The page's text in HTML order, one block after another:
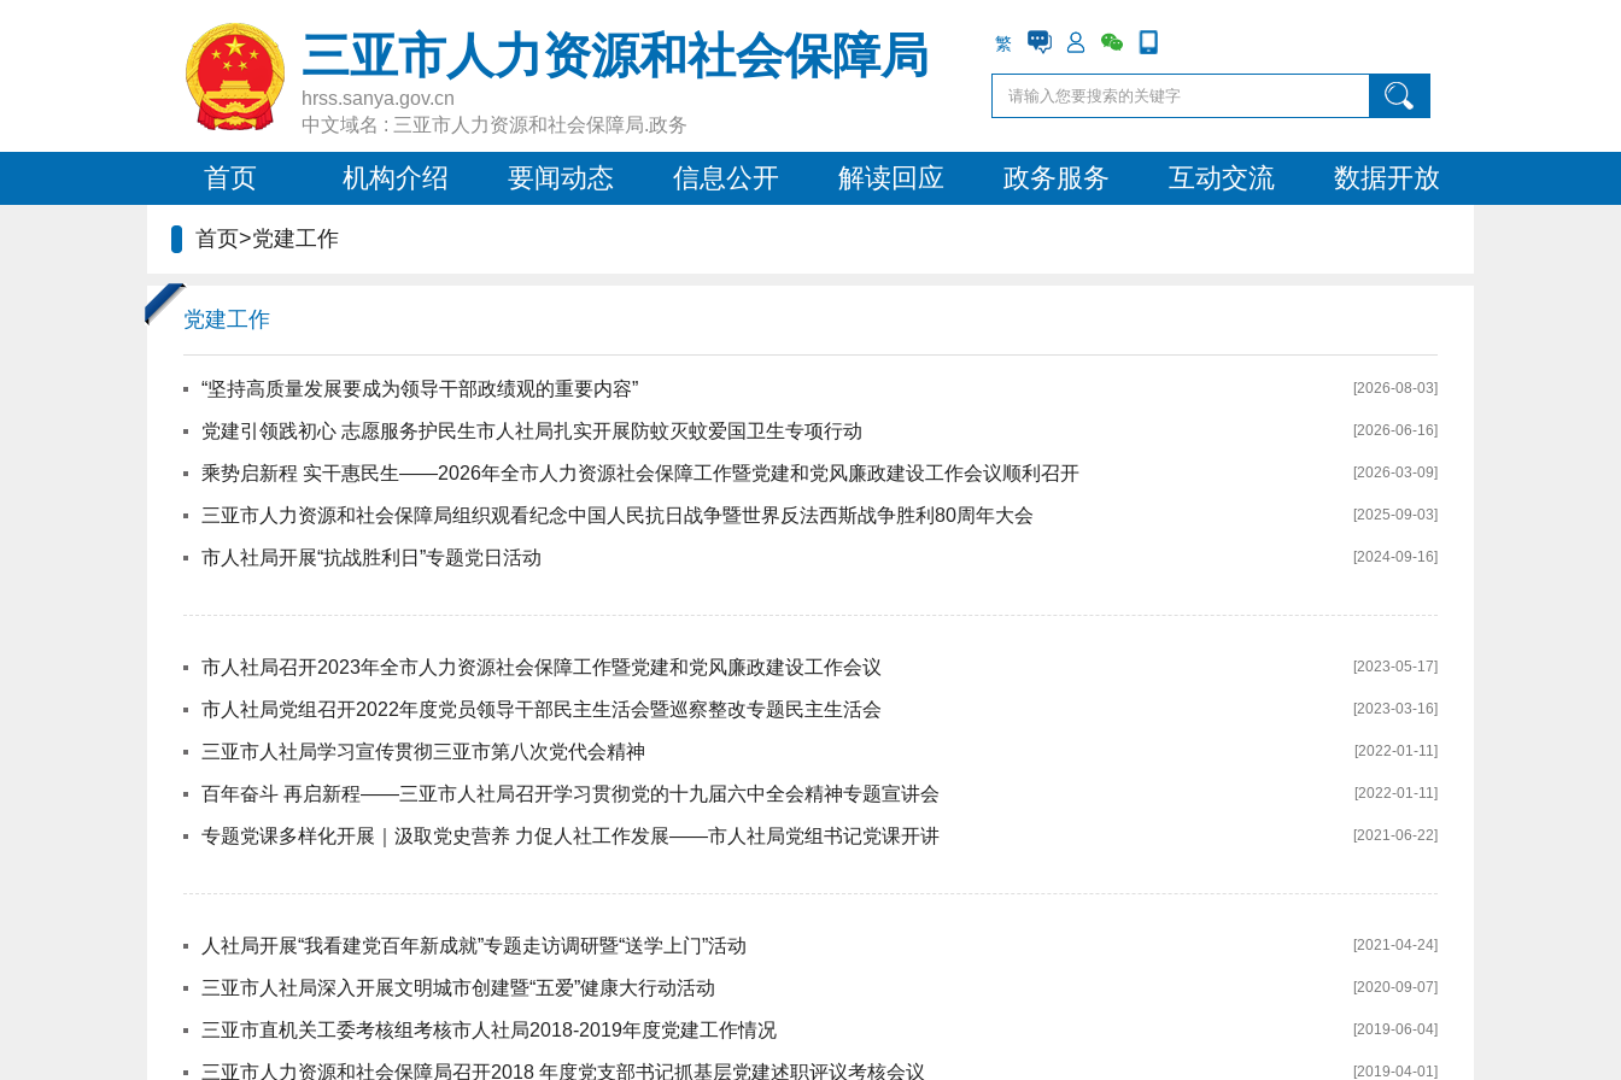
三亚市人力资源和社会保障局
hrss.sanya.gov.cn
中文域名 : 三亚市人力资源和社会保障局.政务
繁
首页 机构介绍 要闻动态 信息公开 解读回应 政务服务 互动交流 数据开放
首页>党建工作
党建工作
[2026-08-03]
“坚持高质量发展要成为领导干部政绩观的重要内容”
[2026-06-16]
党建引领践初心 志愿服务护民生市人社局扎实开展防蚊灭蚊爱国卫生专项行动
[2026-03-09]
乘势启新程 实干惠民生——2026年全市人力资源社会保障工作暨党建和党风廉政建设工作会议顺利召开
[2025-09-03]
三亚市人力资源和社会保障局组织观看纪念中国人民抗日战争暨世界反法西斯战争胜利80周年大会
[2024-09-16]
市人社局开展“抗战胜利日”专题党日活动
[2023-05-17]
市人社局召开2023年全市人力资源社会保障工作暨党建和党风廉政建设工作会议
[2023-03-16]
市人社局党组召开2022年度党员领导干部民主生活会暨巡察整改专题民主生活会
[2022-01-11]
三亚市人社局学习宣传贯彻三亚市第八次党代会精神
[2022-01-11]
百年奋斗 再启新程——三亚市人社局召开学习贯彻党的十九届六中全会精神专题宣讲会
[2021-06-22]
专题党课多样化开展｜汲取党史营养 力促人社工作发展——市人社局党组书记党课开讲
[2021-04-24]
人社局开展“我看建党百年新成就”专题走访调研暨“送学上门”活动
[2020-09-07]
三亚市人社局深入开展文明城市创建暨“五爱”健康大行动活动
[2019-06-04]
三亚市直机关工委考核组考核市人社局2018-2019年度党建工作情况
[2019-04-01]
三亚市人力资源和社会保障局召开2018 年度党支部书记抓基层党建述职评议考核会议